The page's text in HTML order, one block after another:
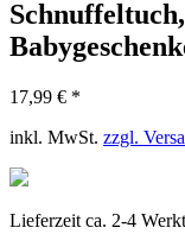
17,99 € *
inkl. MwSt. zzgl.
Lieferzeit ca. 2-4